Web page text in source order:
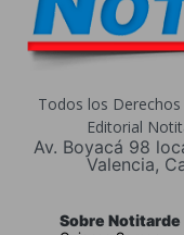
Todos los
Editorial
Av. Boyacá 98
Valencia,
Sobre Notitarde